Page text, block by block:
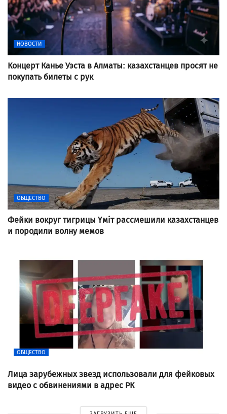
НОВОСТИ
Концерт Канье Уэста в Алматы: казахстанцев просят не
покупать билеты с рук
ОБЩЕСТВО
Фейки вокруг тигрицы Үміт рассмешили казахстанцев
и породили волну мемов
ОБЩЕСТВО
Лица зарубежных звезд использовали для фейковых
видео с обвинениями в адрес РК